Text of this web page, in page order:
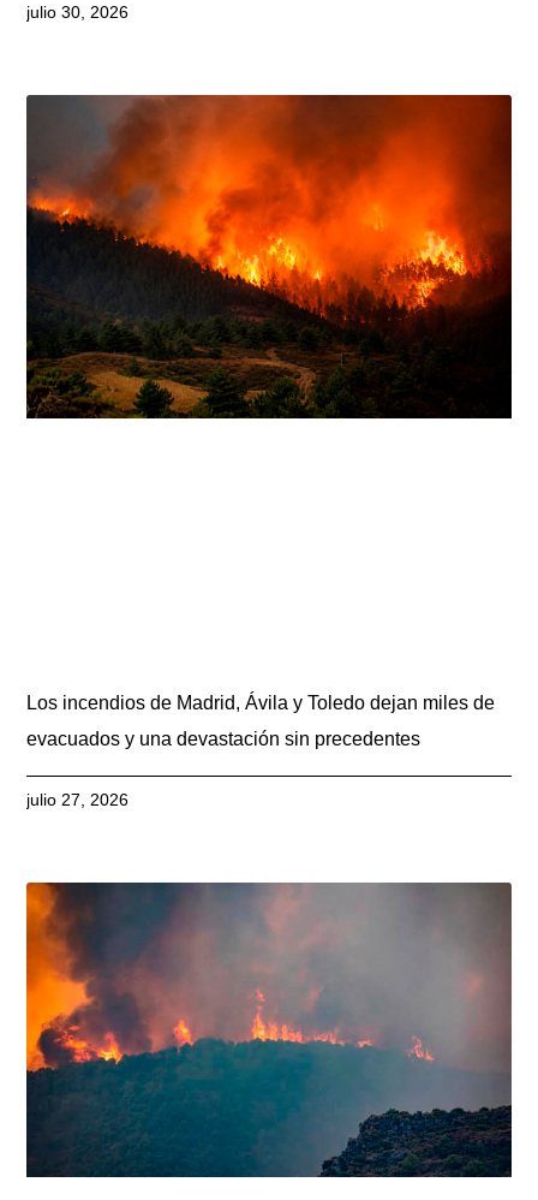
julio 30, 2026
Los incendios de Madrid, Ávila y Toledo dejan miles de
evacuados y una devastación sin precedentes
julio 27, 2026